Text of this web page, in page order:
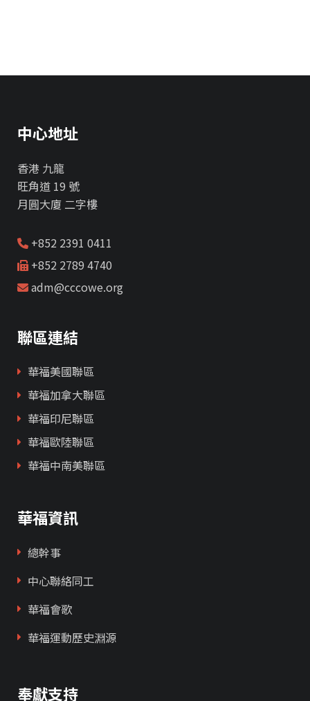
中心地址
香港 九龍
旺角道 19 號
月圓大廈 二字樓
+852 2391 0411
+852 2789 4740
adm@cccowe.org
聯區連結
華福美國聯區
華福加拿大聯區
華福印尼聯區
華福歐陸聯區
華福中南美聯區
華福資訊
總幹事
中心聯絡同工
華福會歌
華福運動歷史淵源
奉獻支持